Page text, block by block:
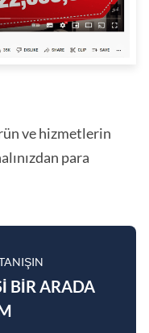
ve hizmetlerin
para
BIR ARADA